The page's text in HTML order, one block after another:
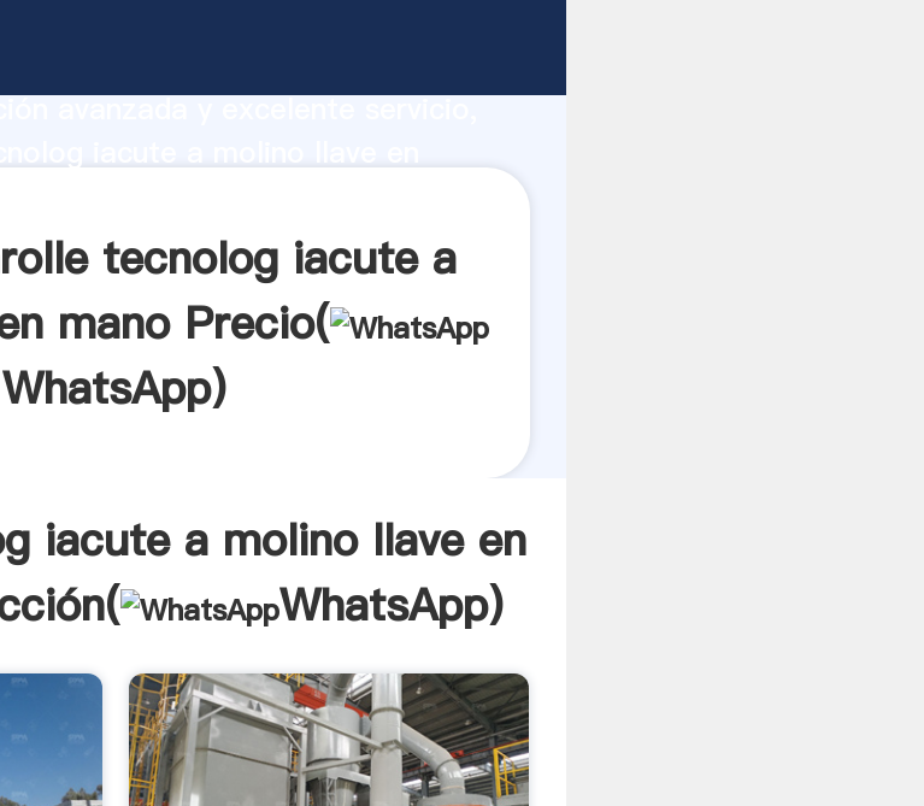
tecnolog iacute a
mano Precio(
WhatsApp)
iacute a molino llave en
WhatsApp)